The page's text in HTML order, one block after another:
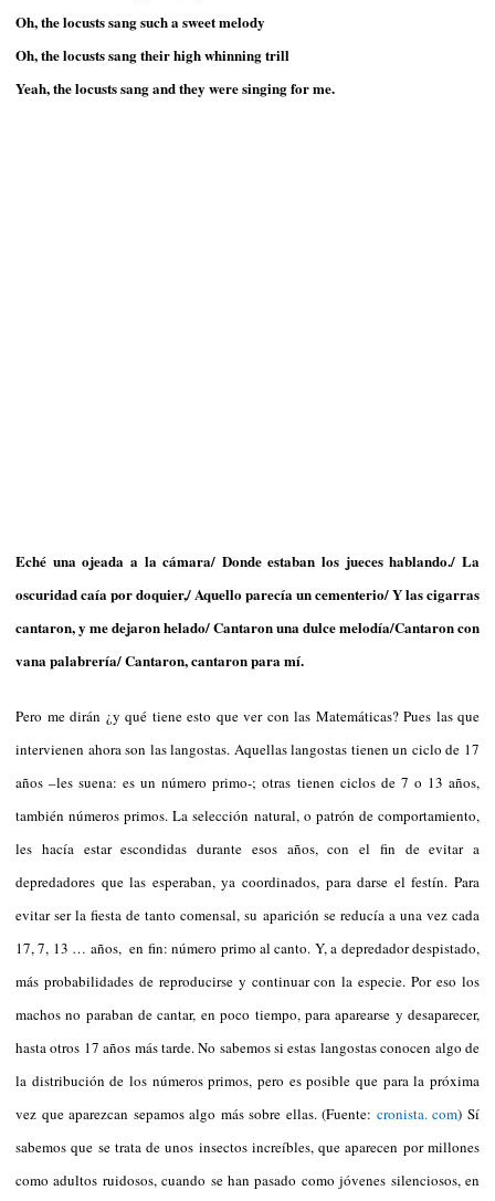
Oh, the locusts sang such a sweet melody
Oh, the locusts sang their high whinning trill
Yeah, the locusts sang and they were singing for me.
Eché una ojeada a la cámara/ Donde estaban los jueces hablando./ La
oscuridad caía por doquier,/ Aquello parecía un cementerio/ Y las cigarras
cantaron, y me dejaron helado/ Cantaron una dulce melodía/Cantaron con
vana palabrería/ Cantaron, cantaron para mí.
Pero me dirán ¿y qué tiene esto que ver con las Matemáticas? Pues las que
intervienen ahora son las langostas. Aquellas langostas tienen un ciclo de 17
años –les suena: es un número primo-; otras tienen ciclos de 7 o 13 años,
también números primos. La selección natural, o patrón de comportamiento,
les hacía estar escondidas durante esos años, con el fin de evitar a
depredadores que las esperaban, ya coordinados, para darse el festín. Para
evitar ser la fiesta de tanto comensal, su aparición se reducía a una vez cada
17, 7, 13 … años, en fin: número primo al canto. Y, a depredador despistado,
más probabilidades de reproducirse y continuar con la especie. Por eso los
machos no paraban de cantar, en poco tiempo, para aparearse y desaparecer,
hasta otros 17 años más tarde. No sabemos si estas langostas conocen algo de
la distribución de los números primos, pero es posible que para la próxima
vez que aparezcan sepamos algo más sobre ellas. (Fuente: cronista. com) Sí
sabemos que se trata de unos insectos increíbles, que aparecen por millones
como adultos ruidosos, cuando se han pasado como jóvenes silenciosos, en